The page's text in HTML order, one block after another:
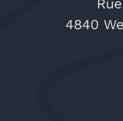
4840